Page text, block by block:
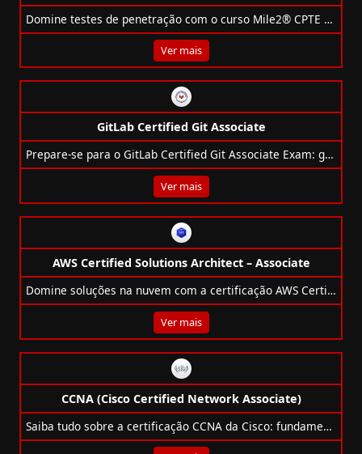
Domine testes de penetração com o curso Mile2® CPTE e aprenda técnicas avançadas de segurança cibernética.
Ver mais
GitLab Certified Git Associate
Prepare-se para o GitLab Certified Git Associate Exam: guia completo, requisitos, formato e tópicos cobrados.
Ver mais
AWS Certified Solutions Architect – Associate
Domine soluções na nuvem com a certificação AWS Certified Solutions Architect – Associate.
Ver mais
CCNA (Cisco Certified Network Associate)
Saiba tudo sobre a certificação CCNA da Cisco: fundamentos de redes, segurança, automação e muito mais para profissionais de TI.